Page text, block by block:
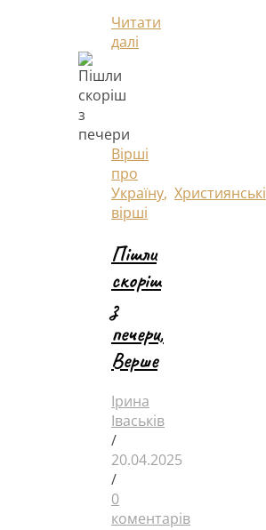
Читати
далі
Вірші
про
Україну, Християнські
вірші
Пішли
скоріш
з
печери,
Верше
Ірина
Іваськів
/
20.04.2025
/
0
коментарів